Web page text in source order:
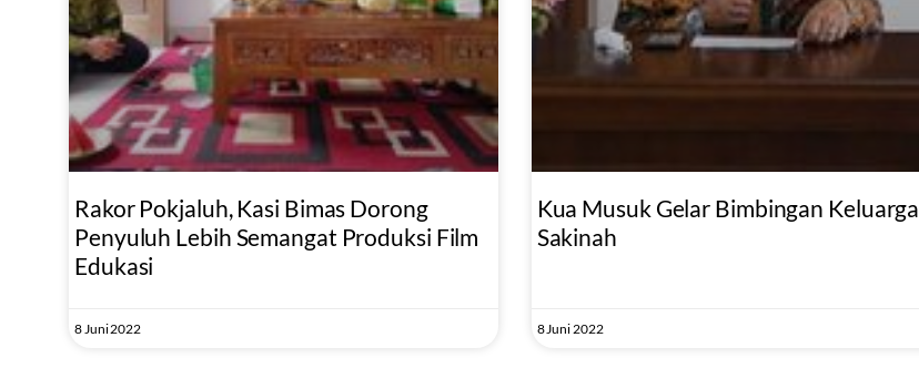
Rakor Pokjaluh, Kasi Bimas Dorong
Penyuluh Lebih Semangat Produksi Film
Edukasi
8 Juni 2022
Kua Musuk Gelar Bimbingan Keluarga
Sakinah
8 Juni 2022